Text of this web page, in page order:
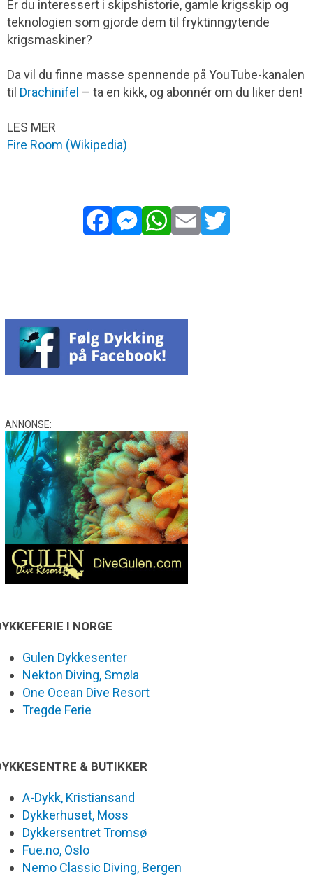
Er du interessert i skipshistorie, gamle krigsskip og
teknologien som gjorde dem til fryktinngytende
krigsmaskiner?
Da vil du finne masse spennende på YouTube-kanalen
til Drachinifel – ta en kikk, og abonnér om du liker den!
LES MER
Fire Room (Wikipedia)
ANNONSE:
I NORGE
Gulen Dykkesenter
Nekton Diving, Smøla
One Ocean Dive Resort
Tregde Ferie
& BUTIKKER
A-Dykk, Kristiansand
Dykkerhuset, Moss
Dykkersentret Tromsø
Fue.no, Oslo
Nemo Classic Diving, Bergen